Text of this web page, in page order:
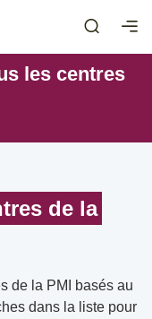
les centres
de la
de la PMI basés au
dans la liste pour